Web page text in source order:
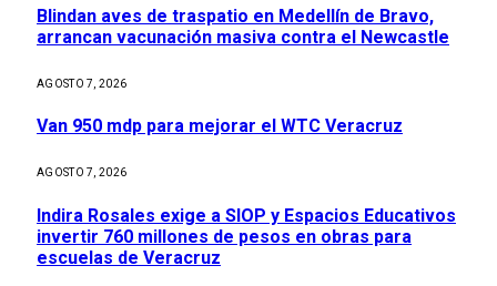
Blindan aves de traspatio en Medellín de Bravo,
arrancan vacunación masiva contra el Newcastle
AGOSTO 7, 2026
Van 950 mdp para mejorar el WTC Veracruz
AGOSTO 7, 2026
Indira Rosales exige a SIOP y Espacios Educativos
invertir 760 millones de pesos en obras para
escuelas de Veracruz